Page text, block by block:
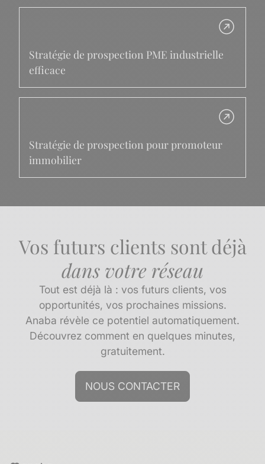
Stratégie de prospection PME industrielle
efficace
Stratégie de prospection pour promoteur
immobilier
Vos futurs clients sont déjà
dans votre réseau
Tout est déjà là : vos futurs clients, vos
opportunités, vos prochaines missions.
Anaba révèle ce potentiel automatiquement.
Découvrez comment en quelques minutes,
gratuitement.
NOUS CONTACTER